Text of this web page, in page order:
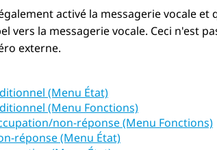
activé la messagerie vocale
vers la messagerie vocale. Ceci n'est
externe.
(Menu État)
(Menu Fonctions)
non-réponse (Menu Fonctions)
réponse (Menu État)